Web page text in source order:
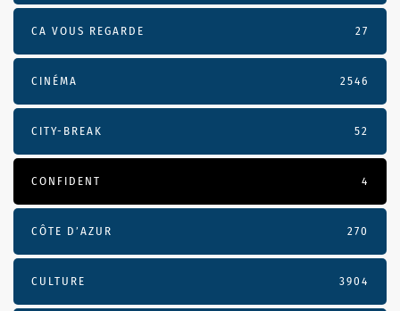
CA VOUS REGARDE 27
CINÉMA 2546
CITY-BREAK 52
CONFIDENT 4
CÔTE D’AZUR 270
CULTURE 3904